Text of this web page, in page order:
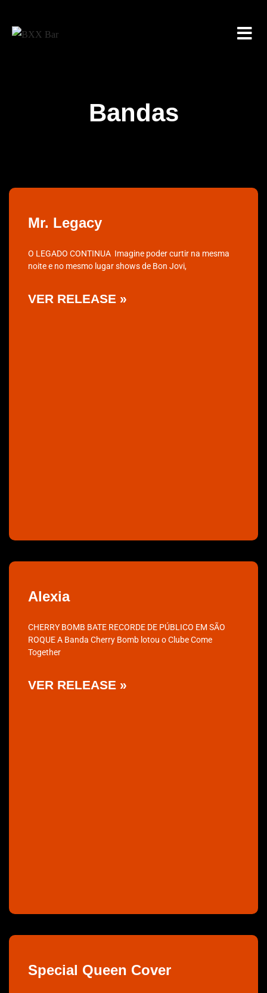
Bandas
Mr. Legacy
O LEGADO CONTINUA ​ Imagine poder curtir na mesma
noite e no mesmo lugar shows de Bon Jovi,
VER RELEASE »
Alexia
CHERRY BOMB BATE RECORDE DE PÚBLICO EM SÃO
ROQUE A Banda Cherry Bomb lotou o Clube Come
Together
VER RELEASE »
Special Queen Cover